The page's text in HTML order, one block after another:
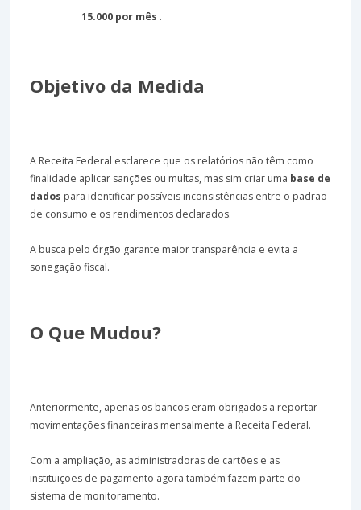
15.000 por mês .
Objetivo da Medida
A Receita Federal esclarece que os relatórios não têm como
finalidade aplicar sanções ou multas, mas sim criar uma base de
dados para identificar possíveis inconsistências entre o padrão
de consumo e os rendimentos declarados.
A busca pelo órgão garante maior transparência e evita a
sonegação fiscal.
O Que Mudou?
Anteriormente, apenas os bancos eram obrigados a reportar
movimentações financeiras mensalmente à Receita Federal.
Com a ampliação, as administradoras de cartões e as
instituições de pagamento agora também fazem parte do
sistema de monitoramento.